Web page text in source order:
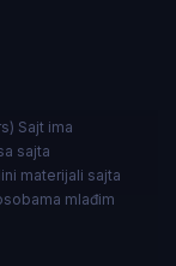
Sajt ima
sajta
materijali sajta
mlađim